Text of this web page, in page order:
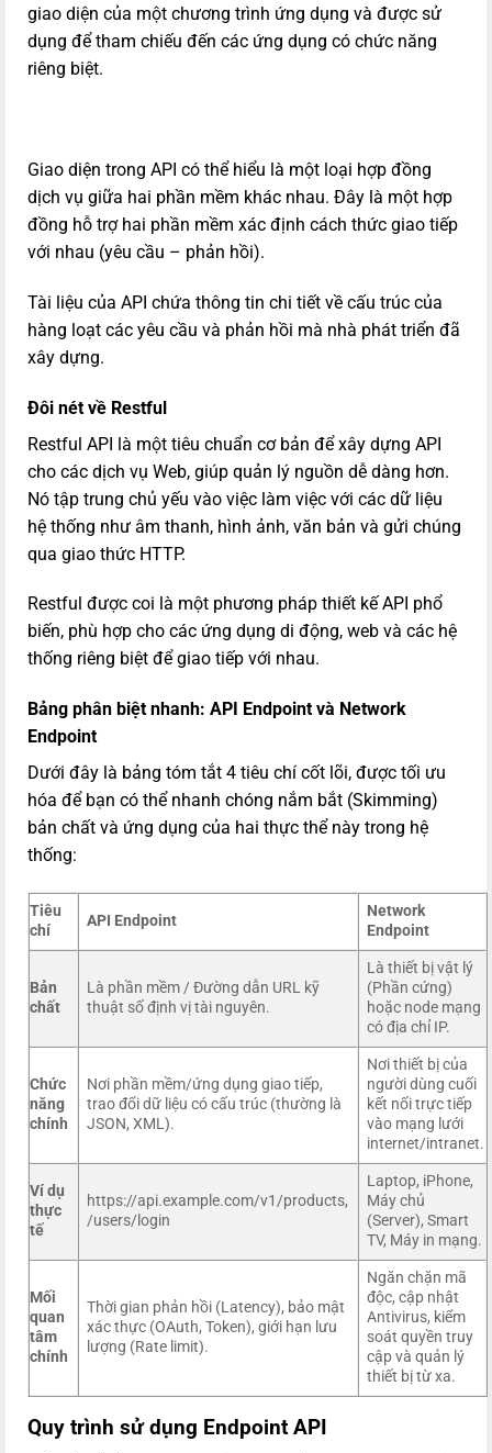
giao diện của một chương trình ứng dụng và được sử
dụng để tham chiếu đến các ứng dụng có chức năng
riêng biệt.
Giao diện trong API có thể hiểu là một loại hợp đồng
dịch vụ giữa hai phần mềm khác nhau. Đây là một hợp
đồng hỗ trợ hai phần mềm xác định cách thức giao tiếp
với nhau (yêu cầu – phản hồi).
Tài liệu của API chứa thông tin chi tiết về cấu trúc của
hàng loạt các yêu cầu và phản hồi mà nhà phát triển đã
xây dựng.
Đôi nét về Restful
Restful API là một tiêu chuẩn cơ bản để xây dựng API
cho các dịch vụ Web, giúp quản lý nguồn dễ dàng hơn.
Nó tập trung chủ yếu vào việc làm việc với các dữ liệu
hệ thống như âm thanh, hình ảnh, văn bản và gửi chúng
qua giao thức HTTP.
Restful được coi là một phương pháp thiết kế API phổ
biến, phù hợp cho các ứng dụng di động, web và các hệ
thống riêng biệt để giao tiếp với nhau.
Bảng phân biệt nhanh: API Endpoint và Network
Endpoint
Dưới đây là bảng tóm tắt 4 tiêu chí cốt lõi, được tối ưu
hóa để bạn có thể nhanh chóng nắm bắt (Skimming)
bản chất và ứng dụng của hai thực thể này trong hệ
thống:
Tiêu
chí
API Endpoint
Network
Endpoint
Bản
chất
Là phần mềm / Đường dẫn URL kỹ
thuật số định vị tài nguyên.
Là thiết bị vật lý
(Phần cứng)
hoặc node mạng
có địa chỉ IP.
Chức
năng
chính
Nơi phần mềm/ứng dụng giao tiếp,
trao đổi dữ liệu có cấu trúc (thường là
JSON, XML).
Nơi thiết bị của
người dùng cuối
kết nối trực tiếp
vào mạng lưới
internet/intranet.
Ví dụ
thực
tế
https://api.example.com/v1/products,
/users/login
Laptop, iPhone,
Máy chủ
(Server), Smart
TV, Máy in mạng.
Mối
quan
tâm
chính
Thời gian phản hồi (Latency), bảo mật
xác thực (OAuth, Token), giới hạn lưu
lượng (Rate limit).
Ngăn chặn mã
độc, cập nhật
Antivirus, kiểm
soát quyền truy
cập và quản lý
thiết bị từ xa.
Quy trình sử dụng Endpoint API